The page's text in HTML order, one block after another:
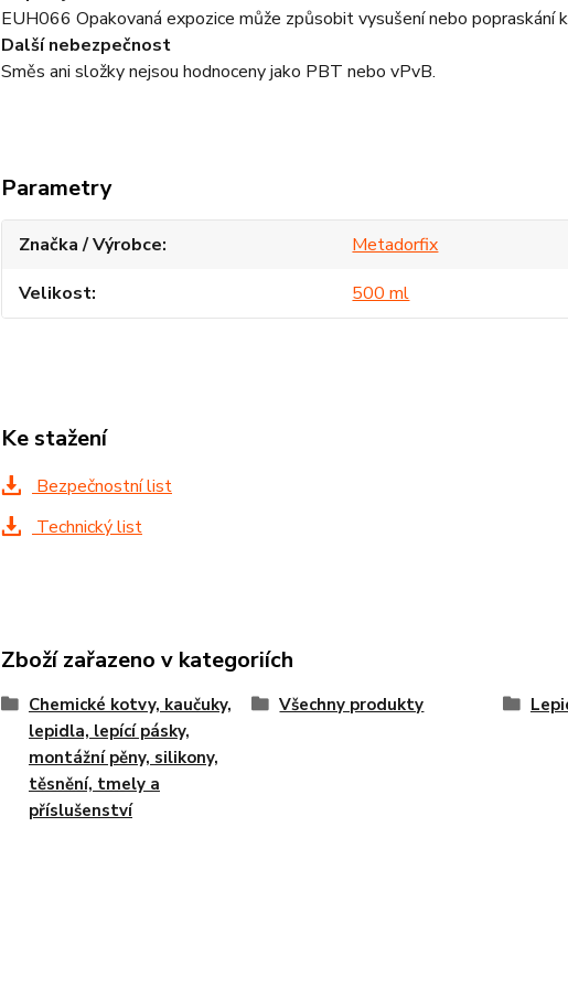
EUH066 Opakovaná expozice může způsobit vysušení nebo popraskání
Další nebezpečnost
Směs ani složky nejsou hodnoceny jako PBT nebo vPvB.
Parametry
Značka / Výrobce
Metadorfix
Velikost
500 ml
Ke stažení
Bezpečnostní list
Technický list
Zboží zařazeno v kategoriích
Chemické kotvy, kaučuky,
lepidla, lepící pásky,
montážní pěny, silikony,
těsnění, tmely a
příslušenství
Všechny produkty